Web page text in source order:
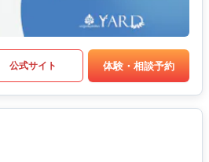
公式サイト 体験・相談予約